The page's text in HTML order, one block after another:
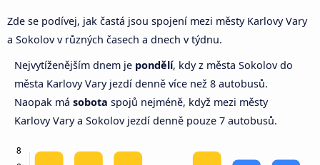
Zde se podívej, jak častá jsou spojení mezi městy Karlovy Vary
a Sokolov v různých časech a dnech v týdnu.
Nejvytíženějším dnem je pondělí, kdy z města Sokolov do
města Karlovy Vary jezdí denně více než 8 autobusů.
Naopak má sobota spojů nejméně, když mezi městy
Karlovy Vary a Sokolov jezdí denně pouze 7 autobusů.